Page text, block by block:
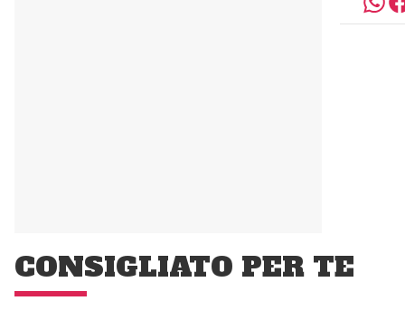
CONSIGLIATO PER TE